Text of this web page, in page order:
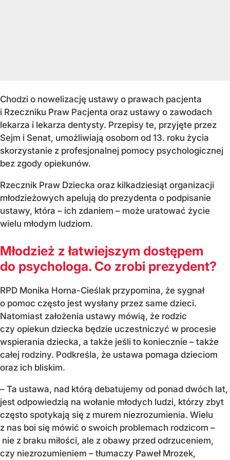
Chodzi o nowelizację ustawy o prawach pacjenta
i Rzeczniku Praw Pacjenta oraz ustawy o zawodach
lekarza i lekarza dentysty. Przepisy te, przyjęte przez
Sejm i Senat, umożliwiają osobom od 13. roku życia
skorzystanie z profesjonalnej pomocy psychologicznej
bez zgody opiekunów.
Rzecznik Praw Dziecka oraz kilkadziesiąt organizacji
młodzieżowych apelują do prezydenta o podpisanie
ustawy, która – ich zdaniem – może uratować życie
wielu młodym ludziom.
Młodzież z łatwiejszym dostępem
do psychologa. Co zrobi prezydent?
RPD Monika Horna-Cieślak przypomina, że sygnał
o pomoc często jest wysłany przez same dzieci.
Natomiast założenia ustawy mówią, że rodzic
czy opiekun dziecka będzie uczestniczyć w procesie
wspierania dziecka, a także jeśli to koniecznie – także
całej rodziny. Podkreśla, że ustawa pomaga dzieciom
oraz ich bliskim.
– Ta ustawa, nad którą debatujemy od ponad dwóch lat,
jest odpowiedzią na wołanie młodych ludzi, którzy zbyt
często spotykają się z murem niezrozumienia. Wielu
z nas boi się mówić o swoich problemach rodzicom –
nie z braku miłości, ale z obawy przed odrzuceniem,
czy niezrozumieniem – tłumaczy Paweł Mrozek,